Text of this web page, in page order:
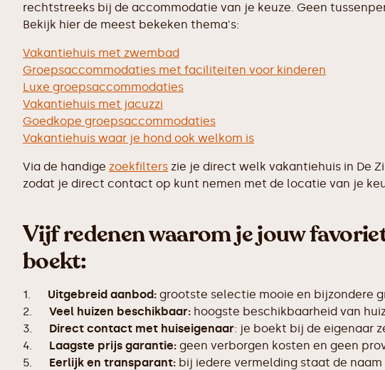
rechtstreeks bij de accommodatie van je keuze. Geen
Bekijk hier de meest bekeken thema's:
Vakantiehuis met zwembad
Groepsaccommodaties met faciliteiten voor kinderen
Luxe groepsaccommodaties
Vakantiehuis met jacuzzi
Goedkope groepsaccommodaties
Vakantiehuis waar je hond ook welkom is
Via de handige zoekfilters zie je direct welk vakantiehuis in De
zodat je direct contact op kunt nemen met de locatie van je
Vijf redenen waarom je jouw
boekt:
1. Uitgebreid aanbod: grootste selectie mooie en bijzondere
2. Veel huizen beschikbaar: hoogste beschikbaarheid van
3. Direct contact met huiseigenaar: je boekt bij de eigenaar
4. Laagste prijs garantie: geen verborgen kosten en geen
5. Eerlijk en transparant: bij iedere vermelding staat de